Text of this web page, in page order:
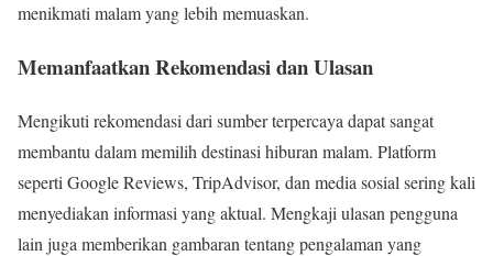
menikmati malam yang lebih memuaskan.
Memanfaatkan Rekomendasi dan Ulasan
Mengikuti rekomendasi dari sumber terpercaya dapat sangat
membantu dalam memilih destinasi hiburan malam. Platform
seperti Google Reviews, TripAdvisor, dan media sosial sering kali
menyediakan informasi yang aktual. Mengkaji ulasan pengguna
lain juga memberikan gambaran tentang pengalaman yang